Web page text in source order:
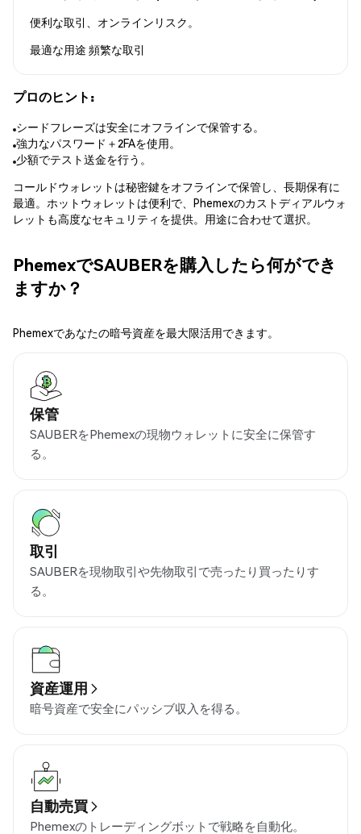
便利な取引、オンラインリスク。
最適な用途 頻繁な取引
プロのヒント:
シードフレーズは安全にオフラインで保管する。
強力なパスワード＋2FAを使用。
少額でテスト送金を行う。
コールドウォレットは秘密鍵をオフラインで保管し、長期保有に
最適。ホットウォレットは便利で、Phemexのカストディアルウォ
レットも高度なセキュリティを提供。用途に合わせて選択。
PhemexでSAUBERを購入したら何ができ
ますか？
Phemexであなたの暗号資産を最大限活用できます。
保管
SAUBERをPhemexの現物ウォレットに安全に保管す
る。
取引
SAUBERを現物取引や先物取引で売ったり買ったりす
る。
資産運用
暗号資産で安全にパッシブ収入を得る。
自動売買
Phemexのトレーディングボットで戦略を自動化。